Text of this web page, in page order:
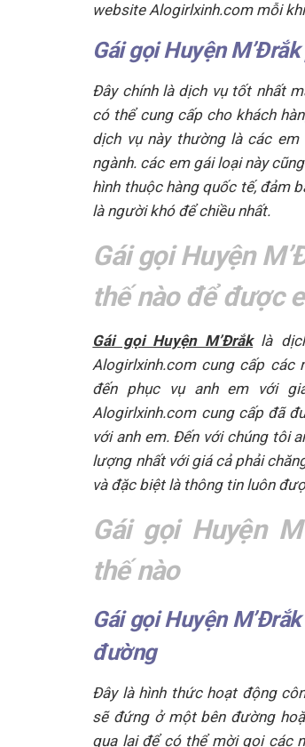
website Alogirlxinh.com mỗi
Gái gọi Huyện
Đây chính là dịch vụ tốt nhất
có thể cung cấp cho khách
dịch vụ này thường là các
ngành. các em gái loại này
hình thuộc hàng quốc tế, đảm
là người khó để chiều nhất.
Gái gọi Huyện
thế nào để được
Gái gọi Huyện M’Đrắklà
Alogirlxinh.com cung cấp các
đến phục vụ anh em với
Alogirlxinh.com cung cấp đã
với anh em. Đến với chúng tôi
lượng nhất với giá cả phải
và đặc biệt là thông tin luôn
Gái gọi Huyện
thế nào
Gái gọi Huyện
đường
Đây là hình thức hoạt động
sẽ đứng ở một bên đường
qua lại để có thể mời gọi các